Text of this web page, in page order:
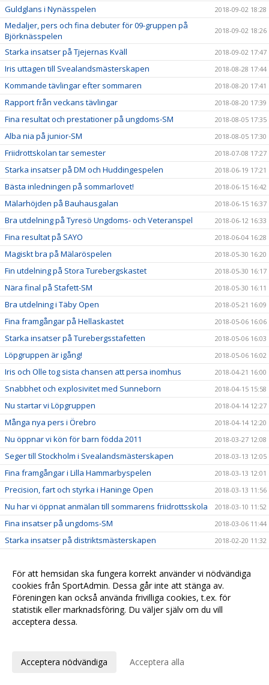
Guldglans i Nynässpelen 2018-09-02 18:28
Medaljer, pers och fina debuter för 09-gruppen på
Björknässpelen
2018-09-02 18:26
Starka insatser på Tjejernas Kväll 2018-09-02 17:47
Iris uttagen till Svealandsmästerskapen 2018-08-28 17:44
Kommande tävlingar efter sommaren 2018-08-20 17:41
Rapport från veckans tävlingar 2018-08-20 17:39
Fina resultat och prestationer på ungdoms-SM 2018-08-05 17:35
Alba nia på junior-SM 2018-08-05 17:30
Friidrottskolan tar semester 2018-07-08 17:27
Starka insatser på DM och Huddingespelen 2018-06-19 17:21
Bästa inledningen på sommarlovet! 2018-06-15 16:42
Mälarhöjden på Bauhausgalan 2018-06-15 16:37
Bra utdelning på Tyresö Ungdoms- och Veteranspel 2018-06-12 16:33
Fina resultat på SAYO 2018-06-04 16:28
Magiskt bra på Mälaröspelen 2018-05-30 16:20
Fin utdelning på Stora Turebergskastet 2018-05-30 16:17
Nära final på Stafett-SM 2018-05-30 16:11
Bra utdelning i Täby Open 2018-05-21 16:09
Fina framgångar på Hellaskastet 2018-05-06 16:06
Starka insatser på Turebergsstafetten 2018-05-06 16:03
Löpgruppen är igång! 2018-05-06 16:02
Iris och Olle tog sista chansen att persa inomhus 2018-04-21 16:00
Snabbhet och explosivitet med Sunneborn 2018-04-15 15:58
Nu startar vi Löpgruppen 2018-04-14 12:27
Många nya pers i Örebro 2018-04-14 12:20
Nu öppnar vi kön för barn födda 2011 2018-03-27 12:08
Seger till Stockholm i Svealandsmästerskapen 2018-03-13 12:05
Fina framgångar i Lilla Hammarbyspelen 2018-03-13 12:01
Precision, fart och styrka i Haninge Open 2018-03-13 11:56
Nu har vi öppnat anmälan till sommarens friidrottsskola 2018-03-10 11:52
Fina insatser på ungdoms-SM 2018-03-06 11:44
Starka insatser på distriktsmästerskapen 2018-02-20 11:32
Bra drag på Bosön 2018-02-08 11:20
Moa hoppade högt i Lilla Globengalan 2018-02-06 11:18
Inbjudan till Årsmöte 2018-02-04 11:11
Bra utdelning i Västerås i helgen
Resultat från Täby Vinterspel
För att hemsidan ska fungera korrekt använder vi nödvändiga
cookies från SportAdmin. Dessa går inte att stänga av.
Föreningen kan också använda frivilliga cookies, t.ex. för
statistik eller marknadsföring. Du väljer själv om du vill
acceptera dessa.
Acceptera nödvändiga Acceptera alla